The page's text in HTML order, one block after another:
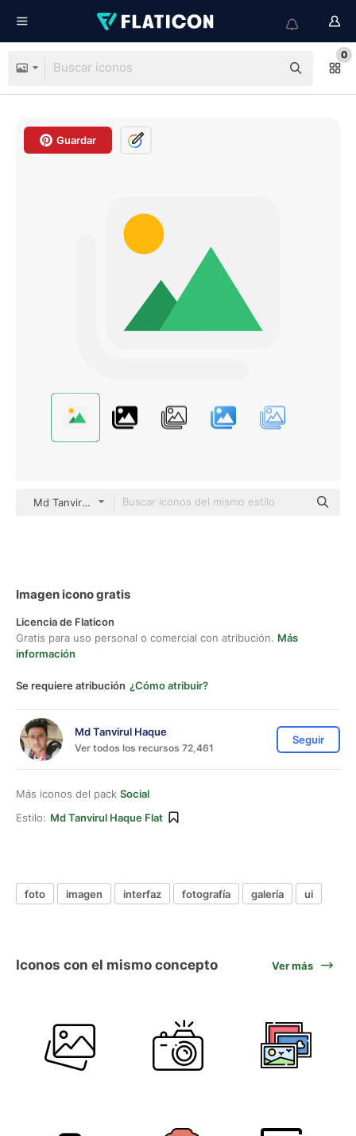
0
Guardar
Md Tanvirul Haque Flat
Imagen icono gratis
Licencia de Flaticon
Gratis para uso personal o comercial con atribución. Más
información
Se requiere atribución ¿Cómo atribuir?
Md Tanvirul Haque
Ver todos los recursos 72,461
Seguir
Más iconos del pack Social
Estilo: Md Tanvirul Haque Flat
foto imagen interfaz fotografía galería ui
Iconos con el mismo concepto Ver más